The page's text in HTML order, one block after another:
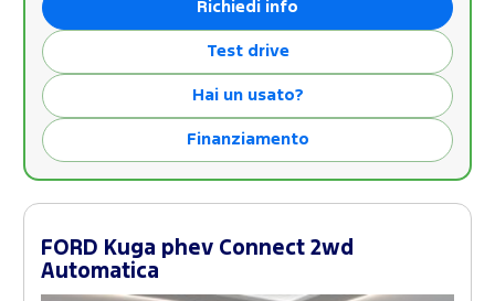
Richiedi info
Test drive
Hai un usato?
Finanziamento
FORD Kuga phev Connect 2wd
Automatica